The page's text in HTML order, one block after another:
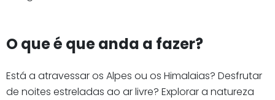
O que é que anda a fazer?
Está a atravessar os Alpes ou os Himalaias? Desfrutar
de noites estreladas ao ar livre? Explorar a natureza